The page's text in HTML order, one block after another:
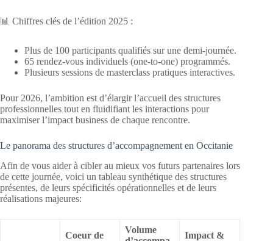
📊 Chiffres clés de l’édition 2025 :
Plus de 100 participants qualifiés sur une demi-journée.
65 rendez-vous individuels (one-to-one) programmés.
Plusieurs sessions de masterclass pratiques interactives.
Pour 2026, l’ambition est d’élargir l’accueil des structures
professionnelles tout en fluidifiant les interactions pour
maximiser l’impact business de chaque rencontre.
Le panorama des structures d’accompagnement en Occitanie
Afin de vous aider à cibler au mieux vos futurs partenaires lors
de cette journée, voici un tableau synthétique des structures
présentes, de leurs spécificités opérationnelles et de leurs
réalisations majeures:
Coeur de
Volume
Impact &